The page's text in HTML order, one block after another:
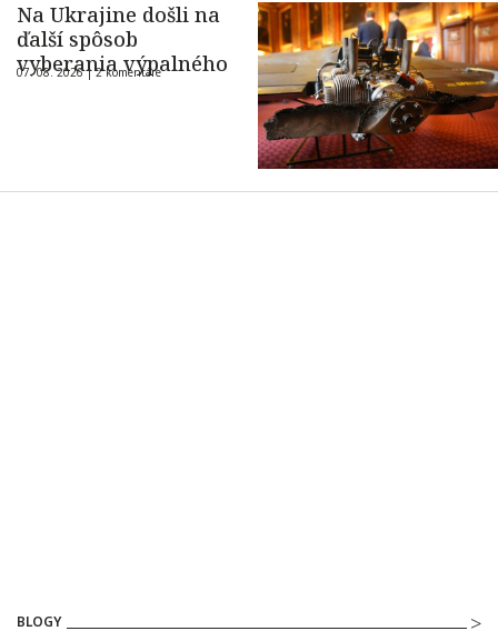
Na Ukrajine došli na
ďalší spôsob
vyberania výpalného
07. 08. 2026 |2 komentáre
BLOGY